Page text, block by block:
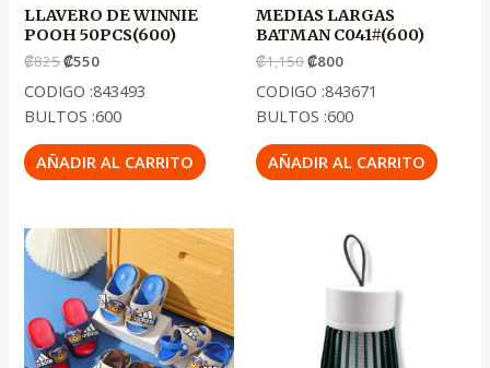
LLAVERO DE WINNIE
POOH 50PCS(600)
₡825₡550
CODIGO :843493
BULTOS :600
AÑADIR AL CARRITO
MEDIAS LARGAS
BATMAN C041#(600)
₡1,150₡800
CODIGO :843671
BULTOS :600
AÑADIR AL CARRITO
El
precio
original
era:
.
₡2,650
actual
es:
.
₡2,150